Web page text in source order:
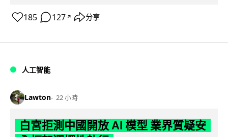
185 127 ↗ 分享
人工智能
Lawton 22 小時
白宮拒測中國開放 AI 模型 業界質疑安